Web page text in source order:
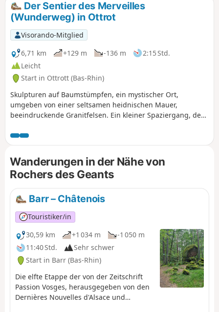
Der Sentier des Merveilles
(Wunderweg) in Ottrot
Visorando-Mitglied
6,71 km
+129 m -136 m
2:15 Std.
Leicht
Start in Ottrott (Bas-Rhin)
Skulpturen auf Baumstümpfen, ein mystischer Ort,
umgeben von einer seltsamen heidnischen Mauer,
beeindruckende Granitfelsen. Ein kleiner Spaziergang, der
noch schöner ist.
Wanderungen in der Nähe von
Rochers des Geants
Barr – Châtenois
Touristiker/in
30,59 km
+1 034 m
-1 050 m
11:40 Std.
Sehr schwer
Start in Barr (Bas-Rhin)
Die elfte Etappe der von der Zeitschrift
Passion Vosges, herausgegeben von den
Dernières Nouvelles d'Alsace und